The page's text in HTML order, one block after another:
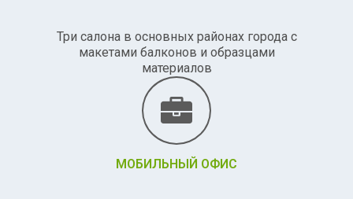
Три салона в основных районах города с
макетами балконов и образцами
материалов
МОБИЛЬНЫЙ ОФИС